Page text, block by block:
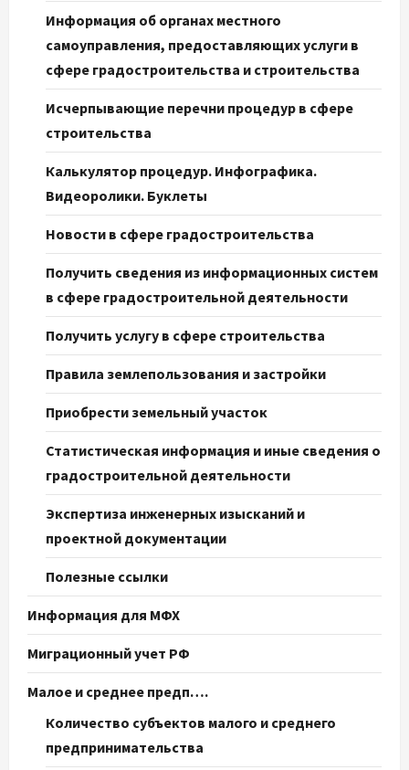
Информация об органах местного
самоуправления, предоставляющих услуги в
сфере градостроительства и строительства
Исчерпывающие перечни процедур в сфере
строительства
Калькулятор процедур. Инфографика.
Видеоролики. Буклеты
Новости в сфере градостроительства
Получить сведения из информационных систем
в сфере градостроительной деятельности
Получить услугу в сфере строительства
Правила землепользования и застройки
Приобрести земельный участок
Статистическая информация и иные сведения о
градостроительной деятельности
Экспертиза инженерных изысканий и
проектной документации
Полезные ссылки
Информация для МФХ
Миграционный учет РФ
Малое и среднее предп….
Количество субъектов малого и среднего
предпринимательства